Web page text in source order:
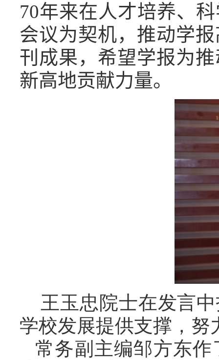
70年来在人才培养、
会议为契机，推动学
刊成果，希望学报为
新高地贡献力量。
王玉忠院士在发言
学校发展提供支撑，努
常务副主编邹方东作